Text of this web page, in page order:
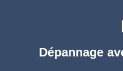
Dépannage